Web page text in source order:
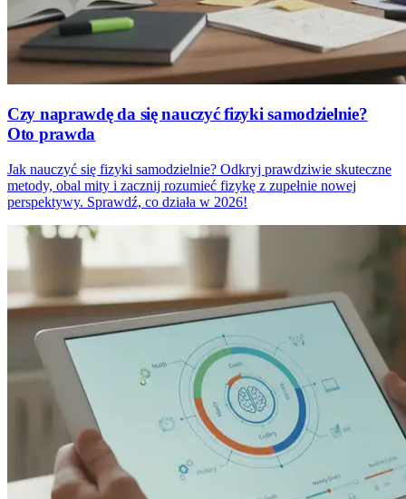
Czy naprawdę da się nauczyć fizyki samodzielnie?
Oto prawda
Jak nauczyć się fizyki samodzielnie? Odkryj prawdziwie skuteczne
metody, obal mity i zacznij rozumieć fizykę z zupełnie nowej
perspektywy. Sprawdź, co działa w 2026!